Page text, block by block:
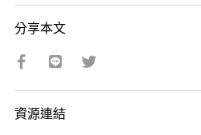
分享本文
資源連結